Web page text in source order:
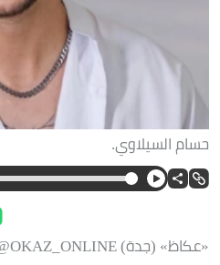
حسام السيلاوي.
«عكاظ» (جدة) OKAZ_ONLINE@